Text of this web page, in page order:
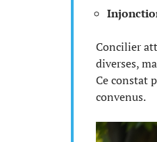
Concilier
diverses,
Ce constat
convenus.